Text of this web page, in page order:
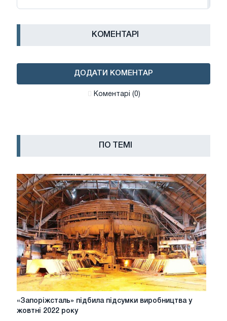
КОМЕНТАРІ
ДОДАТИ КОМЕНТАР
Коментарі (0)
ПО ТЕМІ
«Запоріжсталь»
підбила
«Запоріжсталь» підбила підсумки виробництва у
жовтні 2022 року